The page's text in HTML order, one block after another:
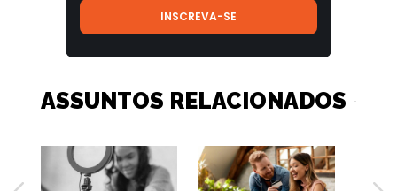
ASSUNTOS RELACIONADOS